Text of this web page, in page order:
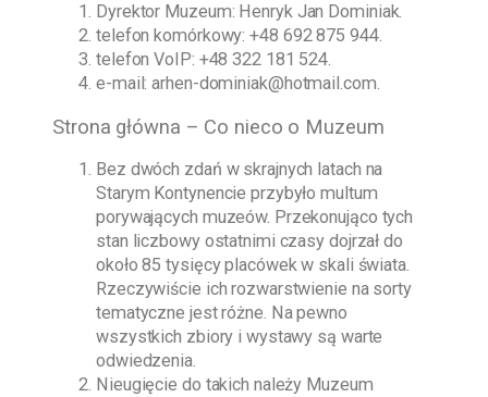
Dyrektor Muzeum: Henryk Jan Dominiak.
telefon komórkowy:+48 692 875 944.
telefon VoIP: +48 322 181 524.
e-mail:arhen-dominiak@hotmail.com.
Strona główna – Co nieco o Muzeum
Bez dwóch zdań w skrajnych latach na
Starym Kontynencie przybyło multum
porywających muzeów. Przekonująco tych
stan liczbowy ostatnimi czasy dojrzał do
około 85 tysięcy placówek w skali świata.
Rzeczywiście ich rozwarstwienie na sorty
tematyczne jest różne. Na pewno
wszystkich zbiory i wystawy są warte
odwiedzenia.
Nieugięcie do takich należy Muzeum